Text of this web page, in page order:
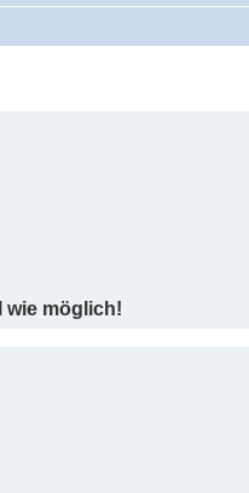
wie möglich!